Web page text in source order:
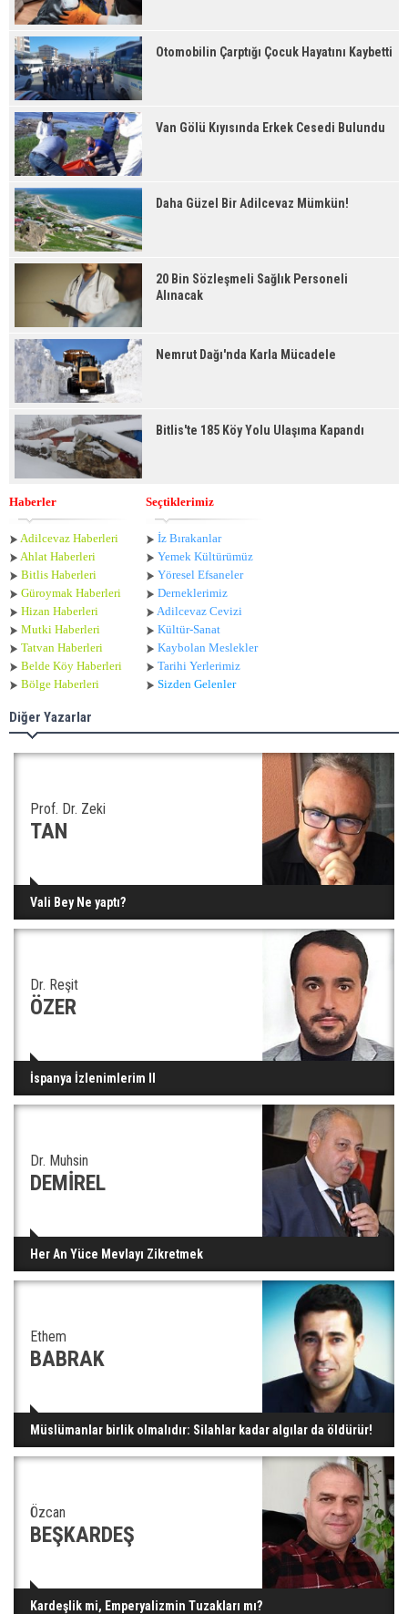
Otomobilin Çarptığı Çocuk Hayatını Kaybetti
Van Gölü Kıyısında Erkek Cesedi Bulundu
Daha Güzel Bir Adilcevaz Mümkün!
20 Bin Sözleşmeli Sağlık Personeli
Alınacak
Nemrut Dağı'nda Karla Mücadele
Bitlis'te 185 Köy Yolu Ulaşıma Kapandı
Haberler
Adilcevaz Haberleri
Ahlat Haberleri
Bitlis Haberleri
Güroymak Haberleri
Hizan Haberleri
Mutki Haberleri
Tatvan Haberleri
Belde Köy Haberleri
Bölge Haberleri
Seçtiklerimiz
İz Bırakanlar
Yemek Kültürümüz
Yöresel Efsaneler
Derneklerimiz
Adilcevaz Cevizi
Kültür-Sanat
Kaybolan Meslekler
Tarihi Yerlerimiz
Sizden Gelenler
Diğer Yazarlar
Prof. Dr. Zeki
TAN
Vali Bey Ne yaptı?
Dr. Reşit
ÖZER
İspanya İzlenimlerim II
Dr. Muhsin
DEMİREL
Her An Yüce Mevlayı Zikretmek
Ethem
BABRAK
Müslümanlar birlik olmalıdır: Silahlar kadar algılar da öldürür!
Özcan
BEŞKARDEŞ
Kardeşlik mi, Emperyalizmin Tuzakları mı?